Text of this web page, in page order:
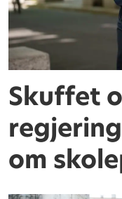
Skuffet
om